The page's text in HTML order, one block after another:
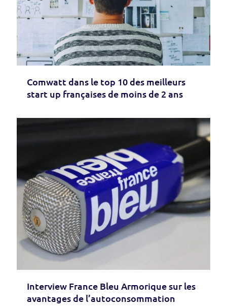
Comwatt dans le top 10 des meilleurs
start up françaises de moins de 2 ans
Interview France Bleu Armorique sur les
avantages de l’autoconsommation